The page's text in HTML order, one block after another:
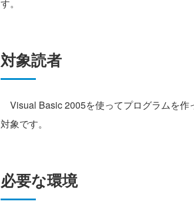
す。
対象読者
Visual Basic 2005を使ってプログラムを
対象です。
必要な環境